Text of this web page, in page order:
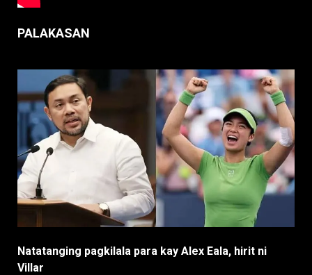
PALAKASAN
Natatanging pagkilala para kay Alex Eala, hirit ni
Villar